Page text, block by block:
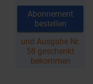
Abonnement
bestellen
und Ausgabe Nr.
58 geschenkt
bekommen